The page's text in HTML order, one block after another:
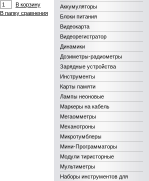
В корзину
В папку сравнения
Аккумуляторы
Блоки питания
Видеокарта
Видеорегистратор
Динамики
Дозиметры-радиометры
Зарядные устройства
Инструменты
Карты памяти
Лампы неоновые
Маркеры на кабель
Мегаомметры
Механотроны
Микротумблеры
Мини-Программаторы
Модули тиристорные
Мультиметры
Наборы инструментов для